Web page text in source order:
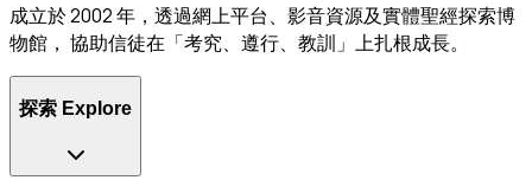
成立於 2002 年，透過網上平台、影音資源及實體聖經探索博
物館， 協助信徒在「考究、遵行、教訓」上扎根成長。
探索 Explore